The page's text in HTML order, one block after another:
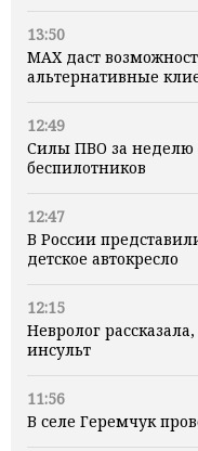
13:50
MAX даст
альтернативные
12:49
Силы ПВО за неделю
беспилотников
12:47
В России
детское автокресло
12:15
Невролог
инсульт
11:56
В селе Геремчук